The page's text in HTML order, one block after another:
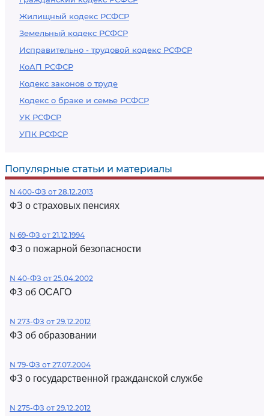
Жилищный кодекс РСФСР
Земельный кодекс РСФСР
Исправительно - трудовой кодекс РСФСР
КоАП РСФСР
Кодекс законов о труде
Кодекс о браке и семье РСФСР
УК РСФСР
УПК РСФСР
Популярные статьи и материалы
N 400-ФЗ от 28.12.2013
ФЗ о страховых пенсиях
N 69-ФЗ от 21.12.1994
ФЗ о пожарной безопасности
N 40-ФЗ от 25.04.2002
ФЗ об ОСАГО
N 273-ФЗ от 29.12.2012
ФЗ об образовании
N 79-ФЗ от 27.07.2004
ФЗ о государственной гражданской службе
N 275-ФЗ от 29.12.2012